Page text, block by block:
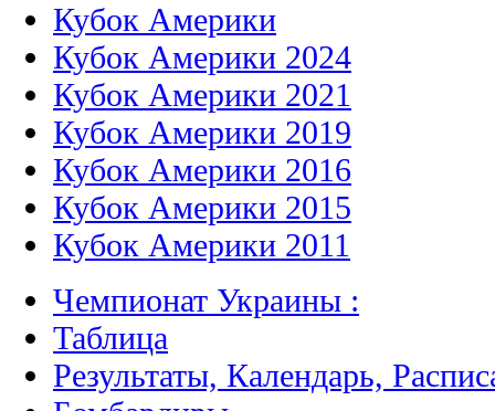
Кубок Америки
Кубок Америки 2024
Кубок Америки 2021
Кубок Америки 2019
Кубок Америки 2016
Кубок Америки 2015
Кубок Америки 2011
Чемпионат Украины :
Таблица
Результаты, Календарь,